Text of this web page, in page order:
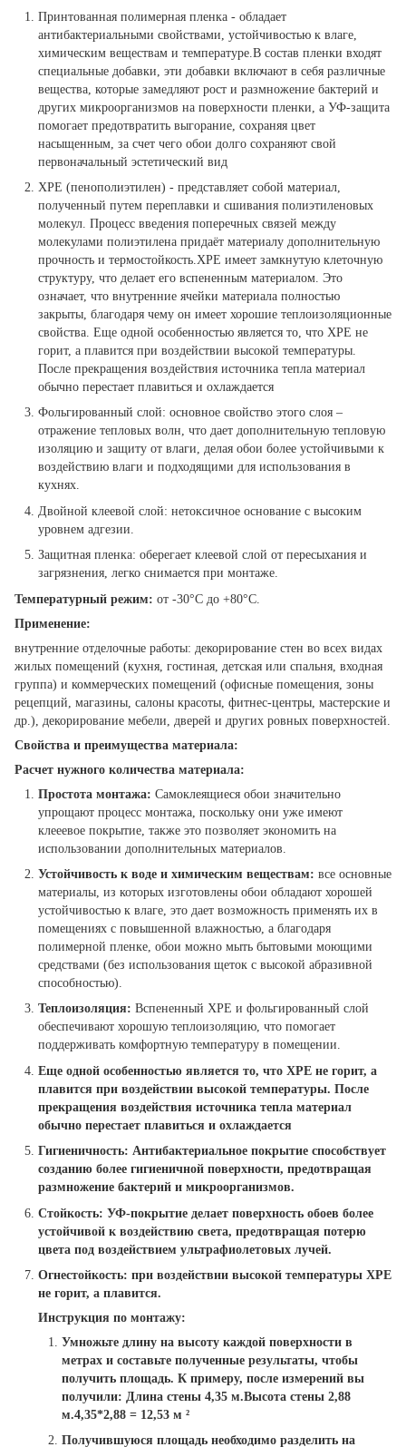
Принтованная полимерная пленка - обладает
антибактериальными свойствами, устойчивостью к влаге,
химическим веществам и температуре.В состав пленки входят
специальные добавки, эти добавки включают в себя различные
вещества, которые замедляют рост и размножение бактерий и
других микроорганизмов на поверхности пленки, а УФ-защита
помогает предотвратить выгорание, сохраняя цвет
насыщенным, за счет чего обои долго сохраняют свой
первоначальный эстетический вид
XPE (пенополиэтилен) - представляет собой материал,
полученный путем переплавки и сшивания полиэтиленовых
молекул. Процесс введения поперечных связей между
молекулами полиэтилена придаёт материалу дополнительную
прочность и термостойкость.XPE имеет замкнутую клеточную
структуру, что делает его вспененным материалом. Это
означает, что внутренние ячейки материала полностью
закрыты, благодаря чему он имеет хорошие теплоизоляционные
свойства. Еще одной особенностью является то, что ХРЕ не
горит, а плавится при воздействии высокой температуры.
После прекращения воздействия источника тепла материал
обычно перестает плавиться и охлаждается
Фольгированный слой: основное свойство этого слоя –
отражение тепловых волн, что дает дополнительную тепловую
изоляцию и защиту от влаги, делая обои более устойчивыми к
воздействию влаги и подходящими для использования в
кухнях.
Двойной клеевой слой: нетоксичное основание с высоким
уровнем адгезии.
Защитная пленка: оберегает клеевой слой от пересыхания и
загрязнения, легко снимается при монтаже.
Температурный режим: от -30°C до +80°C.
Применение:
внутренние отделочные работы: декорирование стен во всех видах
жилых помещений (кухня, гостиная, детская или спальня, входная
группа) и коммерческих помещений (офисные помещения, зоны
рецепций, магазины, салоны красоты, фитнес-центры, мастерские и
др.), декорирование мебели, дверей и других ровных поверхностей.
Свойства и преимущества материала:
Расчет нужного количества материала:
Простота монтажа: Самоклеящиеся обои значительно
упрощают процесс монтажа, поскольку они уже имеют
клееевое покрытие, также это позволяет экономить на
использовании дополнительных материалов.
Устойчивость к воде и химическим веществам: все основные
материалы, из которых изготовлены обои обладают хорошей
устойчивостью к влаге, это дает возможность применять их в
помещениях с повышенной влажностью, а благодаря
полимерной пленке, обои можно мыть бытовыми моющими
средствами (без использования щеток с высокой абразивной
способностью).
Теплоизоляция: Вспененный ХРЕ и фольгированный слой
обеспечивают хорошую теплоизоляцию, что помогает
поддерживать комфортную температуру в помещении.
Еще одной особенностью является то, что ХРЕ не горит, а
плавится при воздействии высокой температуры. После
прекращения воздействия источника тепла материал
обычно перестает плавиться и охлаждается
Гигиеничность: Антибактериальное покрытие способствует
созданию более гигиеничной поверхности, предотвращая
размножение бактерий и микроорганизмов.
Стойкость: УФ-покрытие делает поверхность обоев более
устойчивой к воздействию света, предотвращая потерю
цвета под воздействием ультрафиолетовых лучей.
Огнестойкость: при воздействии высокой температуры ХРЕ
не горит, а плавится.
Инструкция по монтажу:
Умножьте длину на высоту каждой поверхности в
метрах и составьте полученные результаты, чтобы
получить площадь. К примеру, после измерений вы
получили: Длина стены 4,35 м.Высота стены 2,88
м.4,35*2,88 = 12,53 м ²
Получившуюся площадь необходимо разделить на